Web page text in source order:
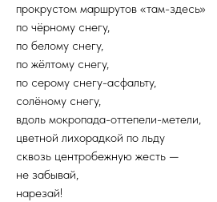
прокрустом маршрутов «там-здесь»
по чёрному снегу,
по белому снегу,
по жёлтому снегу,
по серому снегу-асфальту,
солёному снегу,
вдоль мокропада-оттепели-метели,
цветной лихорадкой по льду
сквозь центробежную жесть —
не забывай,
нарезай!